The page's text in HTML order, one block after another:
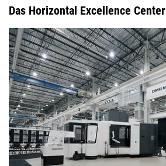
Das Horizontal Excellence Center